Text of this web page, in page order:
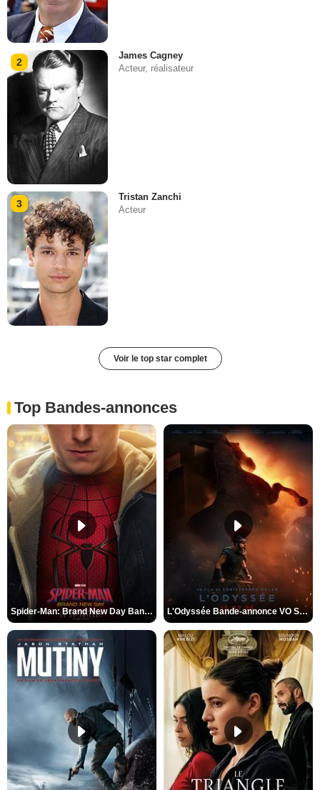
2
James Cagney
Acteur, réalisateur
3
Tristan Zanchi
Acteur
Voir le top star complet
Top Bandes-annonces
Spider-Man: Brand New Day Bande-annonce VO STFR L'Odyssée Bande-annonce VO STFR